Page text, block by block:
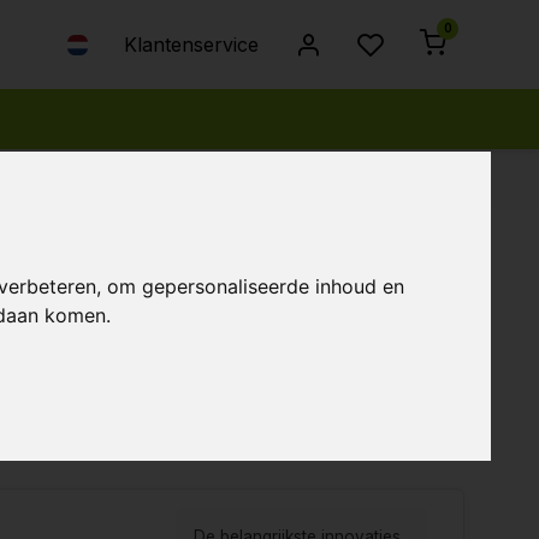
om gepersonaliseerde inhoud en
komen.
Klantenservice
0